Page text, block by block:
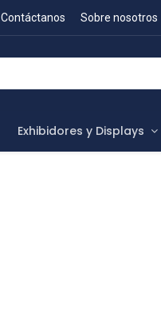
Contáctanos Sobre nosotros
Exhibidores y Displays